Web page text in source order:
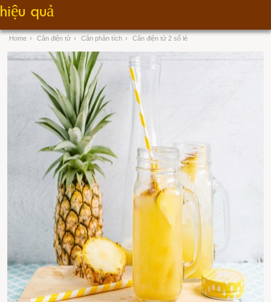
hiệu quả
Home › Cân điện tử › Cân phân tích › Cân điện tử 2 số lẻ